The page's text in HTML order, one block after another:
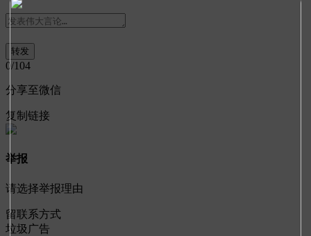
0/104
分享至微信
复制链接
举报
请选择举报理由
留联系方式
垃圾广告